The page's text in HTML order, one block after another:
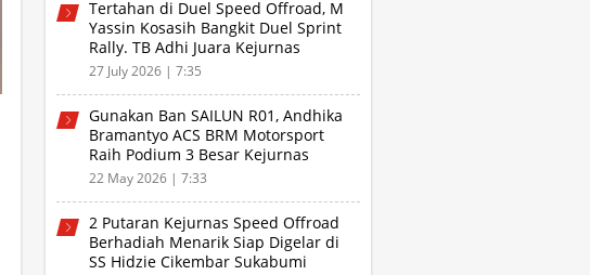
Tertahan di Duel Speed Offroad, M
Yassin Kosasih Bangkit Duel Sprint
Rally. TB Adhi Juara Kejurnas
Speed Offroad Putaran 3 Jabar
27 July 2026 | 7:35
Gunakan Ban SAILUN R01, Andhika
Bramantyo ACS BRM Motorsport
Raih Podium 3 Besar Kejurnas
Drifting Bandung 2026
22 May 2026 | 7:33
2 Putaran Kejurnas Speed Offroad
Berhadiah Menarik Siap Digelar di
SS Hidzie Cikembar Sukabumi